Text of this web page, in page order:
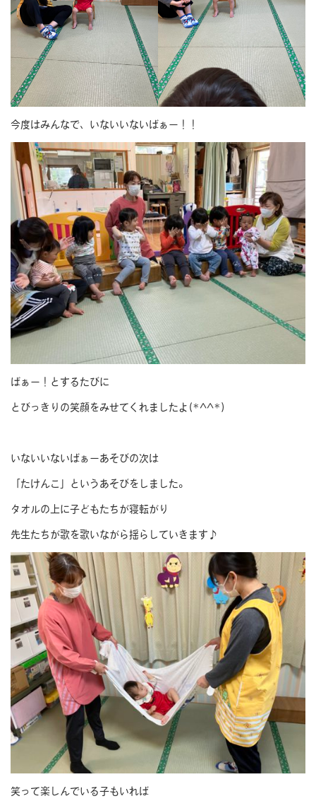
今度はみんなで、いないいないばぁー！！
ばぁー！とするたびに
とびっきりの笑顔をみせてくれましたよ(*^^*)
いないいないばぁーあそびの次は
「たけんこ」というあそびをしました。
タオルの上に子どもたちが寝転がり
先生たちが歌を歌いながら揺らしていきます♪
笑って楽しんでいる子もいれば